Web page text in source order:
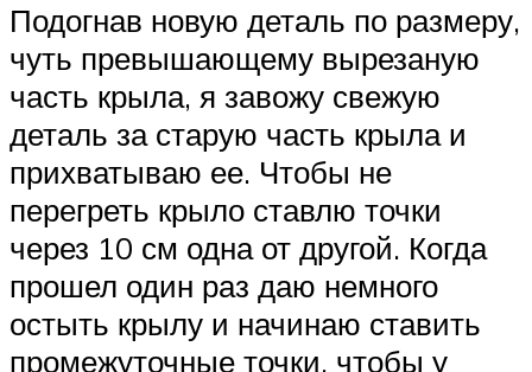
Подогнав новую деталь по размеру,
чуть превышающему вырезаную
часть крыла, я завожу свежую
деталь за старую часть крыла и
прихватываю ее. Чтобы не
перегреть крыло ставлю точки
через 10 см одна от другой. Когда
прошел один раз даю немного
остыть крылу и начинаю ставить
промежуточные точки, чтобы у